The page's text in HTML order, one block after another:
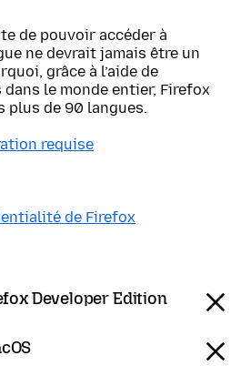
de pouvoir accéder à
ne devrait jamais être un
grâce à l’aide de
dans le monde entier, Firefox
plus de 90 langues.
requise
de Firefox
Developer Edition